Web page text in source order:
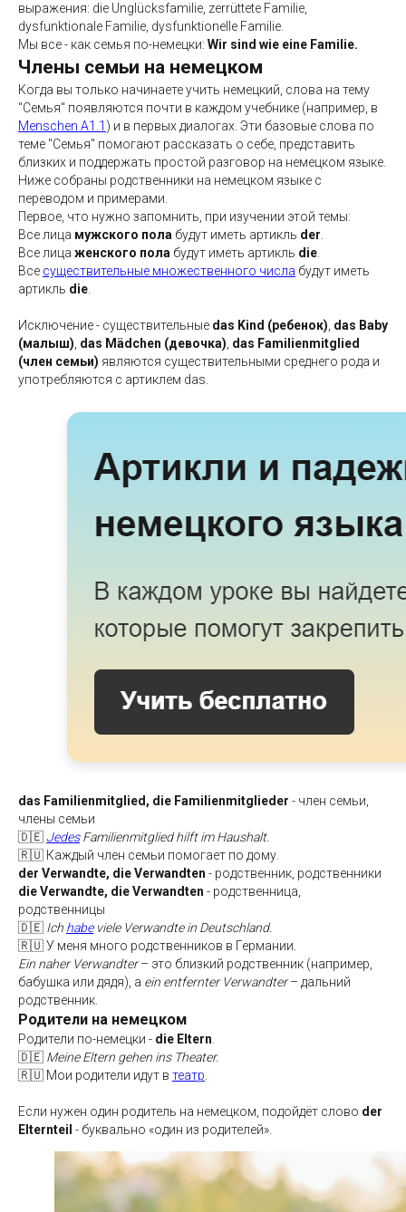
выражения: die Unglücksfamilie, zerrüttete Familie,
dysfunktionale Familie, dysfunktionelle Familie.
Мы все - как семья по-немецки: Wir sind wie eine Familie.
Члены семьи на немецком
Когда вы только начинаете учить немецкий, слова на тему
"Семья" появляются почти в каждом учебнике (например, в
Menschen A1.1 ) и в первых диалогах. Эти базовые слова по
теме "Семья" помогают рассказать о себе, представить
близких и поддержать простой разговор на немецком языке.
Ниже собраны родственники на немецком языке с
переводом и примерами.
Первое, что нужно запомнить, при изучении этой темы:
Все лица мужского пола будут иметь артикль der.
Все лица женского пола будут иметь артикль die.
Все существительные множественного числа будут иметь
артикль die.
Исключение - существительные das Kind (ребенок), das Baby
(малыш), das Mädchen (девочка), das Familienmitglied
(член семьи) являются существительными среднего рода и
употребляются с артиклем das.
das Familienmitglied, die Familienmitglieder - член семьи,
члены семьи
🇩🇪 JedesFamilienmitglied hilft im Haushalt.
🇷🇺 Каждый член семьи помогает по дому.
der Verwandte, die Verwandten - родственник, родственники
die Verwandte, die Verwandten - родственница,
родственницы
🇩🇪 Ich habeviele Verwandte in Deutschland.
🇷🇺 У меня много родственников в Германии.
Ein naher Verwandter– это близкий родственник (например,
бабушка или дядя), а ein entfernter Verwandter– дальний
родственник.
Родители на немецком
Родители по-немецки - die Eltern.
🇩🇪 Meine Eltern gehen ins Theater.
🇷🇺 Мои родители идут в театр.
Если нужен один родитель на немецком, подойдёт слово der
Elternteil - буквально «один из родителей».